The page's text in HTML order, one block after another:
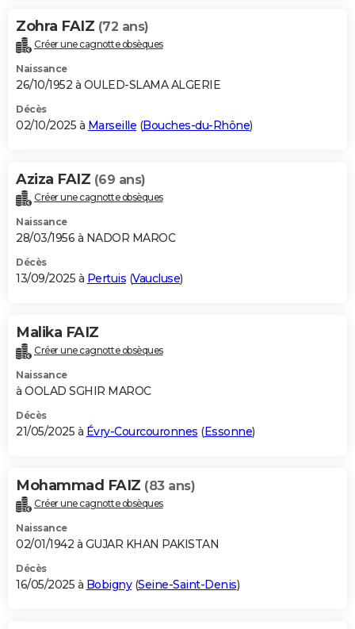
Zohra FAIZ (72 ans)
Créer une cagnotte obsèques
Naissance
26/10/1952 à OULED-SLAMA ALGERIE
Décès
02/10/2025 à Marseille (Bouches-du-Rhône)
Aziza FAIZ (69 ans)
Créer une cagnotte obsèques
Naissance
28/03/1956 à NADOR MAROC
Décès
13/09/2025 à Pertuis (Vaucluse)
Malika FAIZ
Créer une cagnotte obsèques
Naissance
à OOLAD SGHIR MAROC
Décès
21/05/2025 à Évry-Courcouronnes (Essonne)
Mohammad FAIZ (83 ans)
Créer une cagnotte obsèques
Naissance
02/01/1942 à GUJAR KHAN PAKISTAN
Décès
16/05/2025 à Bobigny(Seine-Saint-Denis)